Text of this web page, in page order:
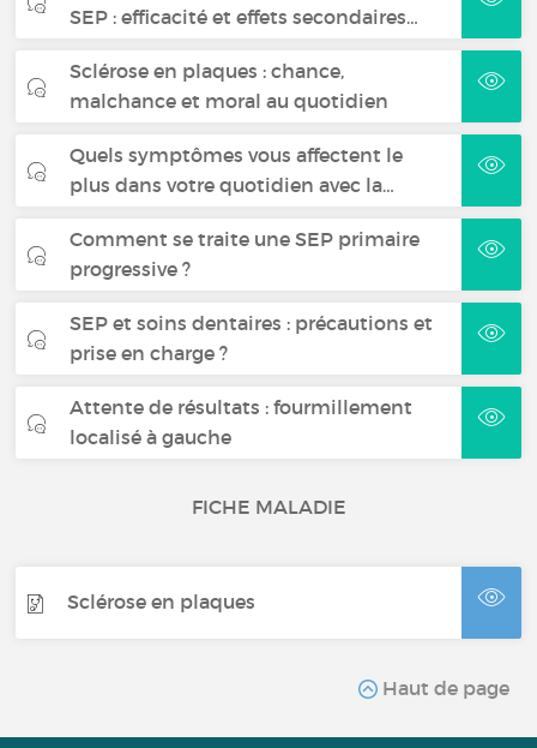
SEP : efficacité et effets secondaires…
Sclérose en plaques : chance,
malchance et moral au quotidien
Quels symptômes vous affectent le
plus dans votre quotidien avec la…
Comment se traite une SEP primaire
progressive ?
SEP et soins dentaires : précautions et
prise en charge ?
Attente de résultats : fourmillement
localisé à gauche
FICHE MALADIE
Sclérose en plaques
Haut de page